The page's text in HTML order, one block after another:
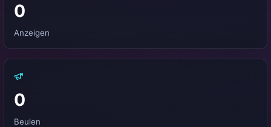
0
Anzeigen
0
Beulen